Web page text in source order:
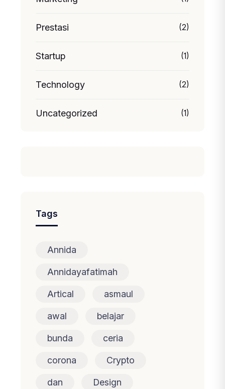
Prestasi (2)
Startup (1)
Technology (2)
Uncategorized (1)
Tags
Annida
Annidayafatimah
Artical asmaul
awal belajar
bunda ceria
corona Crypto
dan Design